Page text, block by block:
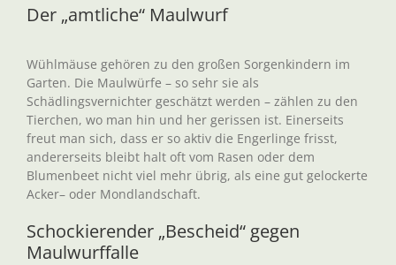
Der „amtliche“ Maulwurf
Wühlmäuse gehören zu den großen Sorgenkindern im
Garten. Die Maulwürfe – so sehr sie als
Schädlingsvernichter geschätzt werden – zählen zu den
Tierchen, wo man hin und her gerissen ist. Einerseits
freut man sich, dass er so aktiv die Engerlinge frisst,
andererseits bleibt halt oft vom Rasen oder dem
Blumenbeet nicht viel mehr übrig, als eine gut gelockerte
Acker– oder Mondlandschaft.
Schockierender „Bescheid“ gegen
Maulwurffalle